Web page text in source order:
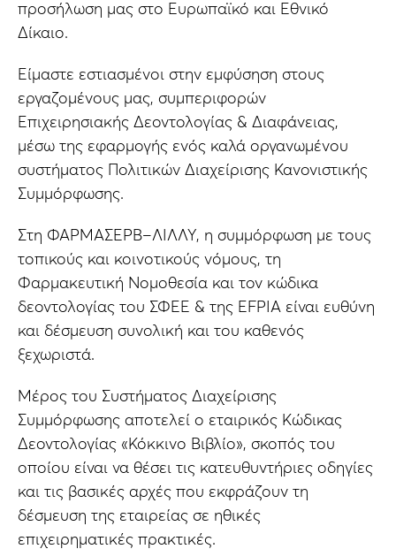
προσήλωση μας στο Ευρωπαϊκό και Εθνικό
Δίκαιο.
Είμαστε εστιασμένοι στην εμφύσηση στους
εργαζομένους μας, συμπεριφορών
Επιχειρησιακής Δεοντολογίας & Διαφάνειας,
μέσω της εφαρμογής ενός καλά οργανωμένου
συστήματος Πολιτικών Διαχείρισης Κανονιστικής
Συμμόρφωσης.
Στη ΦΑΡΜΑΣΕΡΒ–ΛΙΛΛΥ, η συμμόρφωση με τους
τοπικούς και κοινοτικούς νόμους, τη
Φαρμακευτική Νομοθεσία και τον κώδικα
δεοντολογίας του ΣΦΕΕ & της EFPIA είναι ευθύνη
και δέσμευση συνολική και του καθενός
ξεχωριστά.
Μέρος του Συστήματος Διαχείρισης
Συμμόρφωσης αποτελεί ο εταιρικός Κώδικας
Δεοντολογίας «Κόκκινο Βιβλίο», σκοπός του
οποίου είναι να θέσει τις κατευθυντήριες οδηγίες
και τις βασικές αρχές που εκφράζουν τη
δέσμευση της εταιρείας σε ηθικές
επιχειρηματικές πρακτικές.